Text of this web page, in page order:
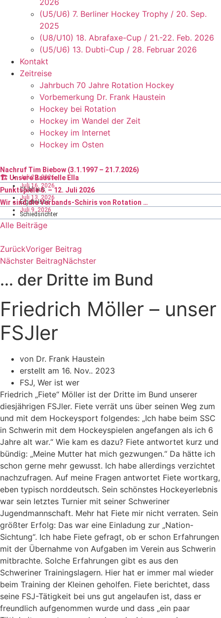
2026
(U5/U6) 7. Berliner Hockey Trophy / 20. Sep.
2025
(U8/U10) 18. Abrafaxe-Cup / 21.-22. Feb. 2026
(U5/U6) 13. Dubti-Cup / 28. Februar 2026
Kontakt
Zeitreise
Jahrbuch 70 Jahre Rotation Hockey
Vorbemerkung Dr. Frank Haustein
Hockey bei Rotation
Hockey im Wandel der Zeit
Hockey im Internet
Hockey im Osten
Juli 29, 2026
Nachruf Tim Biebow (3.1.1997 – 21.7.2026)
Juli 16, 2026
🏗️ Unsere Baustelle Ella
Clubhaus
Juli 13, 2026
Punktspiele 6. – 12. Juli 2026
Ergebnisse
Juli 9, 2026
Wir sind die Verbands-Schiris von Rotation …
Schiedsrichter
Alle Beiträge
ZurückVoriger Beitrag
Nächster BeitragNächster
... der Dritte im Bund
Friedrich Möller – unser
FSJler
von Dr. Frank Haustein
erstellt am 16. Nov.. 2023
FSJ, Wer ist wer
Friedrich „Fiete“ Möller ist der Dritte im Bund unserer
diesjährigen FSJler. Fiete verrät uns über seinen Weg zum
und mit dem Hockeysport folgendes: „Ich habe beim SSC
in Schwerin mit dem Hockeyspielen angefangen als ich 6
Jahre alt war.“ Wie kam es dazu? Fiete antwortet kurz und
bündig: „Meine Mutter hat mich gezwungen.“ Da hätte ich
schon gerne mehr gewusst. Ich habe allerdings verzichtet
nachzufragen. Auf meine Fragen antwortet Fiete wortkarg,
eben typisch norddeutsch. Sein schönstes Hockeyerlebnis
war sein letztes Turnier mit seiner Schweriner
Jugendmannschaft. Mehr hat Fiete mir nicht verraten. Sein
größter Erfolg: Das war eine Einladung zur „Nation-
Sichtung“. Ich habe Fiete gefragt, ob er schon Erfahrungen
mit der Übernahme von Aufgaben im Verein aus Schwerin
mitbrachte. Solche Erfahrungen gibt es aus den
Schweriner Trainingslagern. Hier hat er immer mal wieder
beim Training der Kleinen geholfen. Fiete berichtet, dass
seine FSJ-Tätigkeit bei uns gut angelaufen ist, dass er
freundlich aufgenommen wurde und dass „ein paar